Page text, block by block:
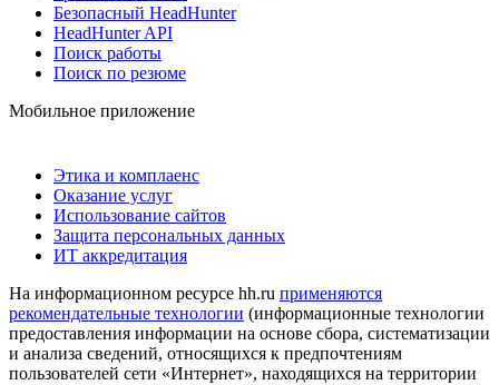
Безопасный HeadHunter
HeadHunter API
Поиск работы
Поиск по резюме
Мобильное приложение
Этика и комплаенс
Оказание услуг
Использование сайтов
Защита персональных данных
ИТ аккредитация
На информационном ресурсе hh.ru применяются
рекомендательные технологии (информационные технологии
предоставления информации на основе сбора, систематизации
и анализа сведений, относящихся к предпочтениям
пользователей сети «Интернет», находящихся на территории